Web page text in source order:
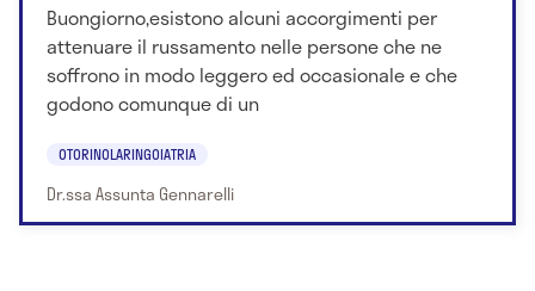
Buongiorno,esistono alcuni accorgimenti per
attenuare il russamento nelle persone che ne
soffrono in modo leggero ed occasionale e che
godono comunque di un
OTORINOLARINGOIATRIA
Dr.ssa Assunta Gennarelli